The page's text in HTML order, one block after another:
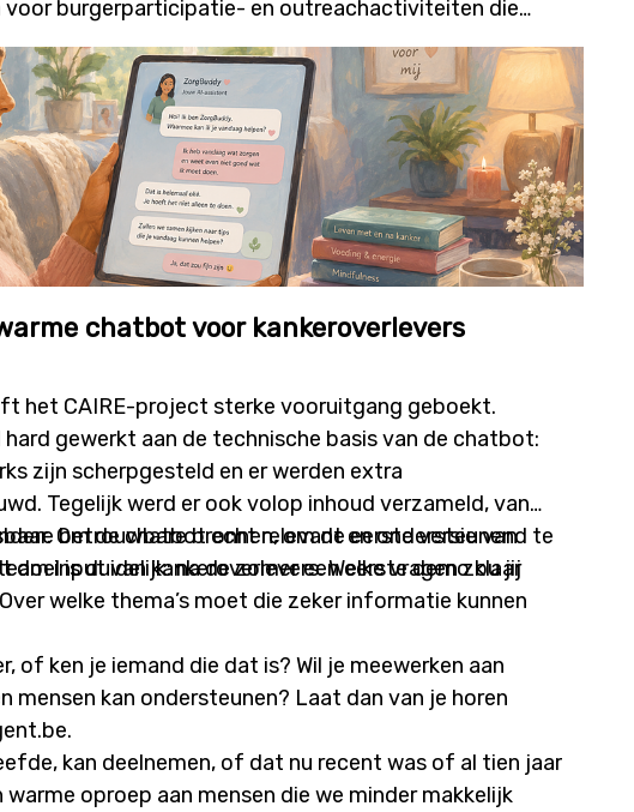
voor burgerparticipatie- en outreachactiviteiten die
betrokkenheid en technologieacceptatie. Deze
stimuleren waarin burgers niet alleen geïnformeerd
mee vorm geven aan onderzoek, ontwikkeling en
gelanceerd op dinsdag 7 juli, in deze infosessie
krijg je de kans om je vragen te stellen. Details
donderdag 9 juli 2026 Tijdstip: 12u00 tot 12u45 Locatie: online
chatbot voor kankeroverlevers
het CAIRE-project sterke vooruitgang geboekt.
gewerkt aan de technische basis van de chatbot:
zijn scherpgesteld en er werden extra
Tegelijk werd er ook volop inhoud verzameld, van
betrouwbare bronnen, om de eerste versie van
is duidelijk: na de zomer een eerste demo klaar
Om de chatbot echt relevant en ondersteunend te
input van kankeroverlevers. Welke vragen zou jij
welke thema’s moet die zeker informatie kunnen
of ken je iemand die dat is? Wil je meewerken aan
mensen kan ondersteunen? Laat dan van je horen
kan deelnemen, of dat nu recent was of al tien jaar
warme oproep aan mensen die we minder makkelijk